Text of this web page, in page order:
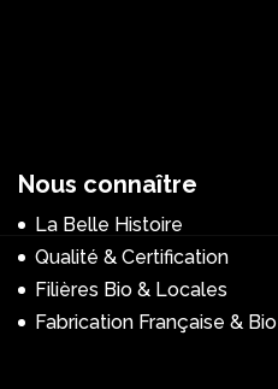
Nous connaître
La Belle Histoire
Qualité & Certification
Filières Bio & Locales
Fabrication Française & Bio